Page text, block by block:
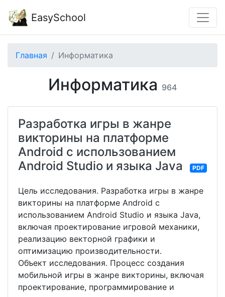
EasySchool
Главная Информатика
Информатика 964
Разработка игры в жанре
викторины на платформе
Android с использованием
Android Studio и языка Java
PDF
Цель исследования. Разработка игры в жанре
викторины на платформе Android с
использованием Android Studio и языка Java,
включая проектирование игровой механики,
реализацию векторной графики и
оптимизацию производительности.
Объект исследования. Процесс создания
мобильной игры в жанре викторины, включая
проектирование, программирование и